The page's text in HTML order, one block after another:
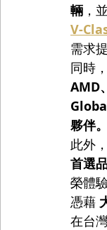
輛 ，
V-
需求
同時
AMD
夥伴。
此外
首選
榮體驗
憑藉
在台